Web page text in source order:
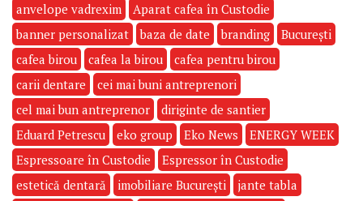
anvelope vadrexim
Aparat cafea în Custodie
banner personalizat
baza de date branding
București
cafea birou
cafea la birou
cafea pentru birou
carii dentare
cei mai buni antreprenori
cel mai bun antreprenor
diriginte de santier
Eduard Petrescu
eko group Eko News
ENERGY WEEK
Espressoare în Custodie
Espressor în Custodie
estetică dentară
imobiliare București
jante tabla